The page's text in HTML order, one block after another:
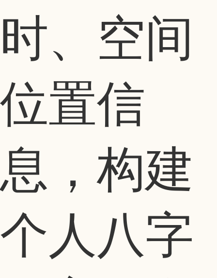
时、空间
位置信
息，构建
个人八字